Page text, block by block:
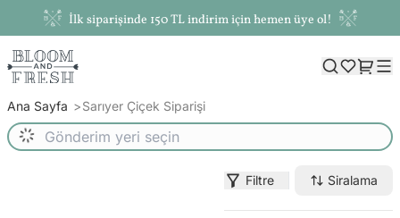
İlk siparişinde 150 TL indirim için hemen üye ol!
Ana Sayfa Sarıyer Çiçek Siparişi
Filtre Siralama